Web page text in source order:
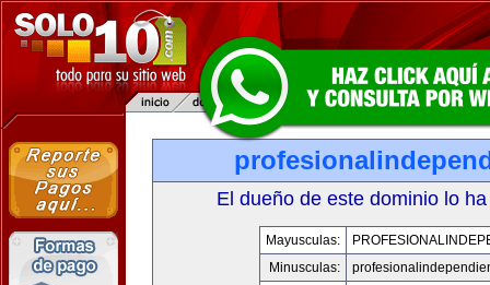
El dueño de este dominio lo
Mayusculas:
Minusculas: